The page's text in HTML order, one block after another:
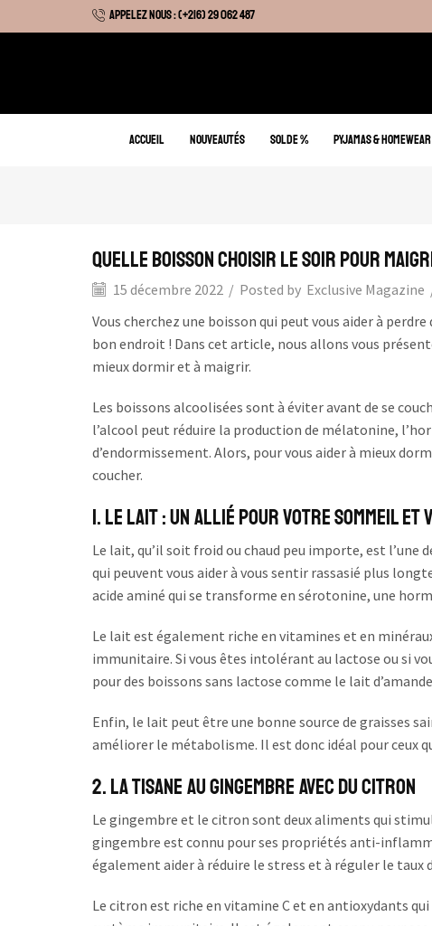
APPELEZ NOUS : (+216) 29 062 487
Hiver : Livraison gratuite sur tous nos articles
ACCUEIL NOUVEAUTÉS SOLDE % PYJAMAS & HOMEWEAR
Quelle boisson choisir le soir pour
15 décembre 2022 / Posted by Exclusive Magazine
Vous cherchez une boisson qui peut vous aider à
bon endroit ! Dans cet article, nous allons vous
mieux dormir et à maigrir.
Les boissons alcoolisées sont à éviter avant de se
l’alcool peut réduire la production de mélatonine,
d’endormissement. Alors, pour vous aider à mieux
coucher.
1. Le lait : un allié pour votre sommeil et
Le lait, qu’il soit froid ou chaud peu importe, est l’une
qui peuvent vous aider à vous sentir rassasié plus
acide aminé qui se transforme en sérotonine, une
Le lait est également riche en vitamines et en
immunitaire. Si vous êtes intolérant au lactose ou si
pour des boissons sans lactose comme le lait
Enfin, le lait peut être une bonne source de graisses
améliorer le métabolisme. Il est donc idéal pour ceux
2. La tisane au gingembre avec du citron
Le gingembre et le citron sont deux aliments qui
gingembre est connu pour ses propriétés anti-
également aider à réduire le stress et à réguler le taux
Le citron est riche en vitamine C et en antioxydants